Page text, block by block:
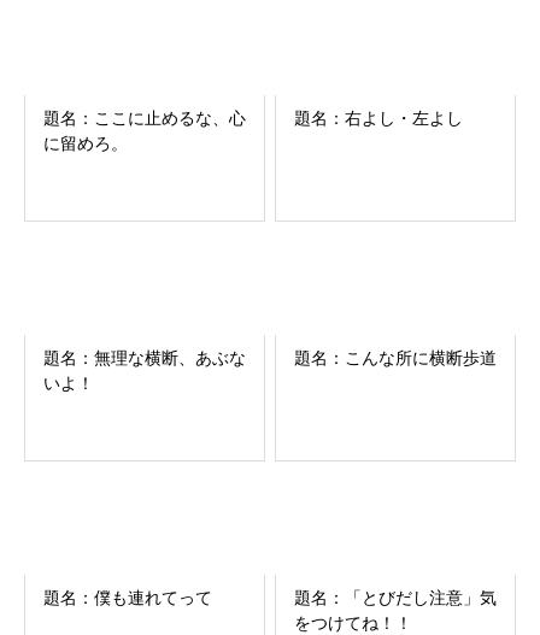
題名：ここに止めるな、心
に留めろ。
題名：右よし・左よし
題名：無理な横断、あぶな
いよ！
題名：こんな所に横断歩道
題名：僕も連れてって
題名：「とびだし注意」気
をつけてね！！